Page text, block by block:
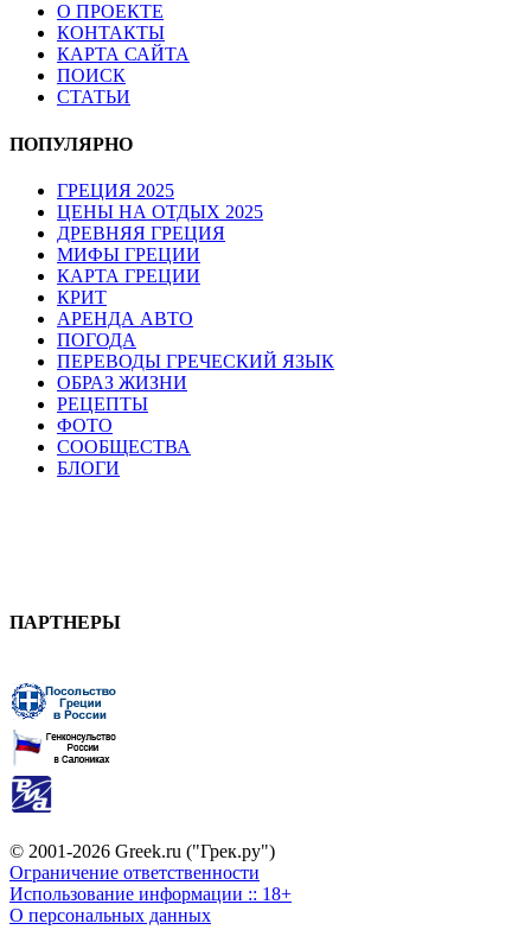
О ПРОЕКТЕ
КОНТАКТЫ
КАРТА САЙТА
ПОИСК
СТАТЬИ
ПОПУЛЯРНО
ГРЕЦИЯ 2025
ЦЕНЫ НА ОТДЫХ 2025
ДРЕВНЯЯ ГРЕЦИЯ
МИФЫ ГРЕЦИИ
КАРТА ГРЕЦИИ
КРИТ
АРЕНДА АВТО
ПОГОДА
ПЕРЕВОДЫ ГРЕЧЕСКИЙ ЯЗЫК
ОБРАЗ ЖИЗНИ
РЕЦЕПТЫ
ФОТО
СООБЩЕСТВА
БЛОГИ
ПАРТНЕРЫ
© 2001-2026 Greek.ru ("Грек.ру")
Ограничение ответственности
Использование информации :: 18+
О персональных данных